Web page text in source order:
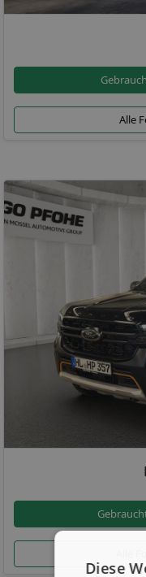
Alle
Diese